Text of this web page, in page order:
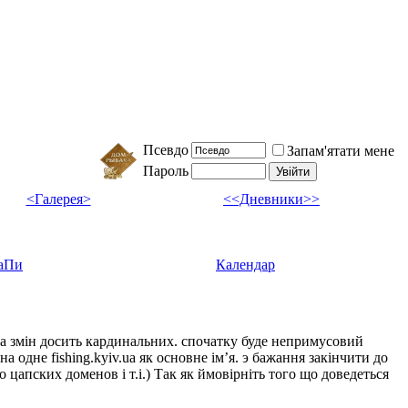
Псевдо
Запам'ятати мене
Пароль
<Галерея> <<Дневники>>
Календар
змін досить кардинальних. спочатку буде непримусовий
одне fishing.kyiv.ua як основне імʼя. э бажання закінчити до
доменов і т.і.) Так як ймовірніть того що доведеться